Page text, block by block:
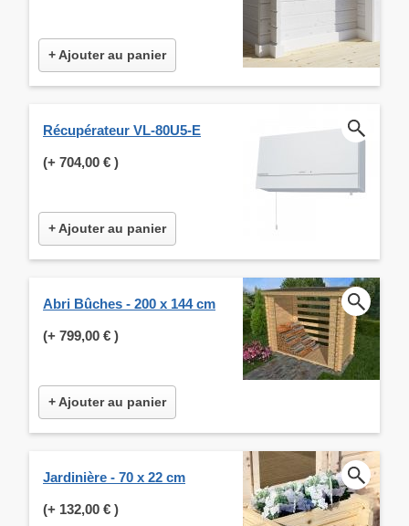
+ Ajouter au panier
Récupérateur VL-80U5-E
(+ 704,00 € )
+ Ajouter au panier
Abri Bûches - 200 x 144 cm
(+ 799,00 € )
+ Ajouter au panier
Jardinière - 70 x 22 cm
(+ 132,00 € )